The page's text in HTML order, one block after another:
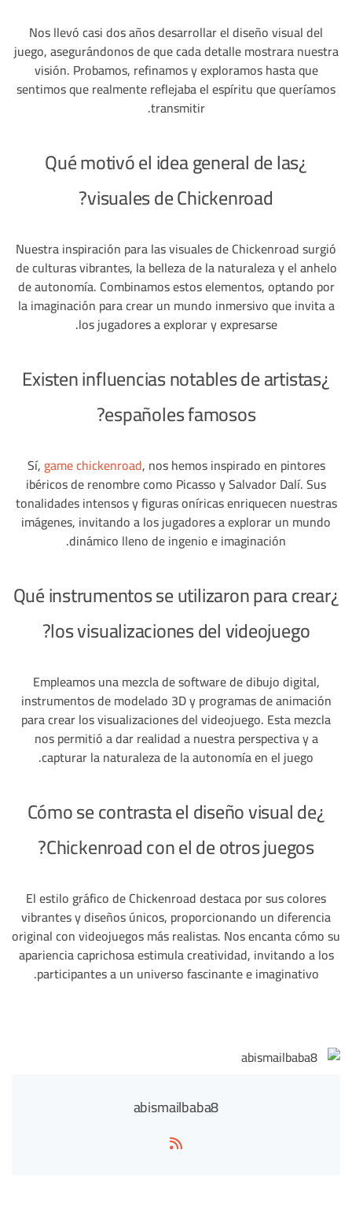
Nos llevó casi dos años desarrollar el diseño visual del
juego, asegurándonos de que cada detalle mostrara nuestra
visión. Probamos, refinamos y exploramos hasta que
sentimos que realmente reflejaba el espíritu que queríamos
transmitir.
¿Qué motivó el idea general de las
visuales de Chickenroad?
Nuestra inspiración para las visuales de Chickenroad surgió
de culturas vibrantes, la belleza de la naturaleza y el anhelo
de autonomía. Combinamos estos elementos, optando por
la imaginación para crear un mundo inmersivo que invita a
los jugadores a explorar y expresarse.
¿Existen influencias notables de artistas
españoles famosos?
Sí,game chickenroad, nos hemos inspirado en pintores
ibéricos de renombre como Picasso y Salvador Dalí. Sus
tonalidades intensos y figuras oníricas enriquecen nuestras
imágenes, invitando a los jugadores a explorar un mundo
dinámico lleno de ingenio e imaginación.
¿Qué instrumentos se utilizaron para crear
los visualizaciones del videojuego?
Empleamos una mezcla de software de dibujo digital,
instrumentos de modelado 3D y programas de animación
para crear los visualizaciones del videojuego. Esta mezcla
nos permitió a dar realidad a nuestra perspectiva y a
capturar la naturaleza de la autonomía en el juego.
¿Cómo se contrasta el diseño visual de
Chickenroad con el de otros juegos?
El estilo gráfico de Chickenroad destaca por sus colores
vibrantes y diseños únicos, proporcionando un diferencia
original con videojuegos más realistas. Nos encanta cómo su
apariencia caprichosa estimula creatividad, invitando a los
participantes a un universo fascinante e imaginativo.
abismailbaba8